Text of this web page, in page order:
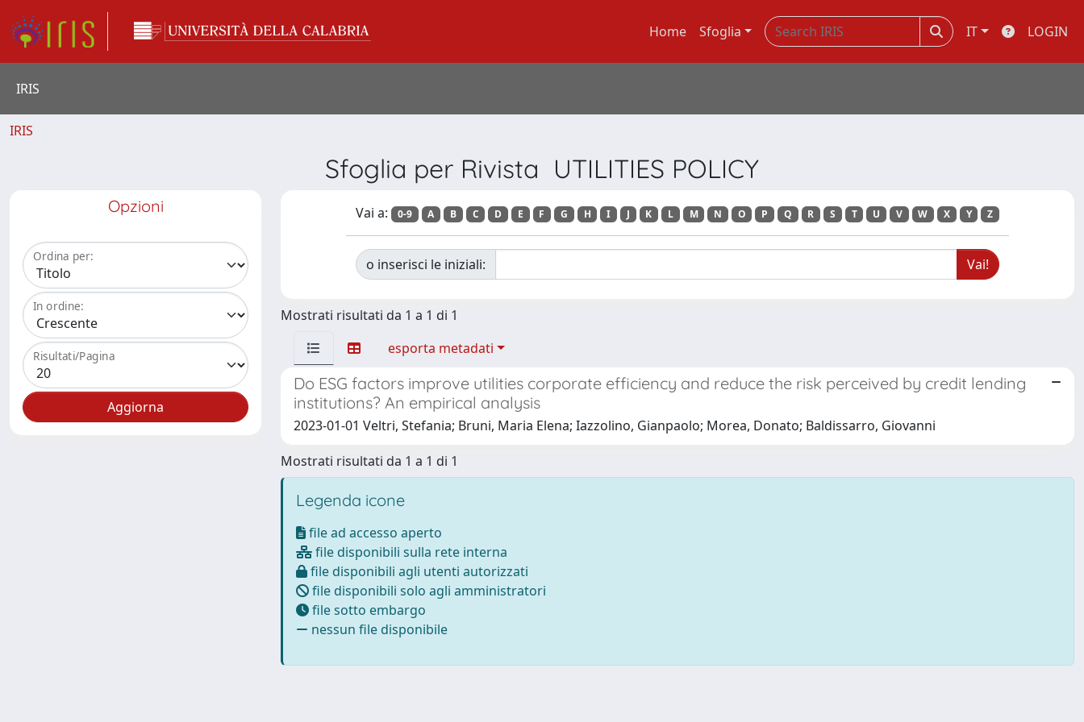
Home Sfoglia IT LOGIN
IRIS
IRIS
Sfoglia per Rivista UTILITIES POLICY
Opzioni
Ordina per:
In ordine:
Risultati/Pagina
Vai a: 0-9 A B C D E F G H I J K L M N O P Q R S T U V W X Y Z
o inserisci le iniziali:
Mostrati risultati da 1 a 1 di 1
esporta metadati
Do ESG factors improve utilities corporate efficiency and reduce the risk perceived by credit lending
institutions? An empirical analysis
2023-01-01 Veltri, Stefania; Bruni, Maria Elena; Iazzolino, Gianpaolo; Morea, Donato; Baldissarro, Giovanni
Mostrati risultati da 1 a 1 di 1
Legenda icone
file ad accesso aperto
file disponibili sulla rete interna
file disponibili agli utenti autorizzati
file disponibili solo agli amministratori
file sotto embargo
nessun file disponibile